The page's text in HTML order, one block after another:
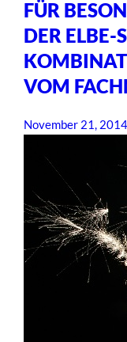
FÜR
DER ELBE-
VOM
November 21, 2014